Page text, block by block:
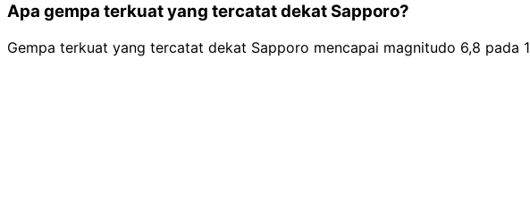
Apa gempa terkuat yang tercatat dekat Sapporo?
Gempa terkuat yang tercatat dekat Sapporo mencapai magnitudo 6,8 pada